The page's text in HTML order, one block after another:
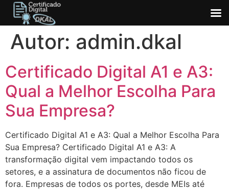
para
conteúdo
Autor: admin.dkal
Certificado Digital A1 e A3:
Qual a Melhor Escolha Para
Sua Empresa?
Certificado Digital A1 e A3: Qual a Melhor Escolha Para
Sua Empresa? Certificado Digital A1 e A3: A
transformação digital vem impactando todos os
setores, e a assinatura de documentos não ficou de
fora. Empresas de todos os portes, desde MEIs até